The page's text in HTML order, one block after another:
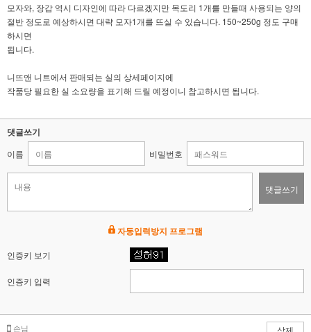
모자와, 장갑 역시 디자인에 따라 다르겠지만 목도리 1개를 만들때 사용되는 양의
절반 정도로 예상하시면 대략 모자1개를 뜨실 수 있습니다. 150~250g 정도 구매
하시면
됩니다.
니뜨앤 니트에서 판매되는 실의 상세페이지에
작품당 필요한 실 소요량을 표기해 드릴 예정이니 참고하시면 됩니다.
댓글쓰기
이름 비밀번호
댓글쓰기
자동입력방지 프로그램
인증키 보기
인증키 입력
손님
삭제